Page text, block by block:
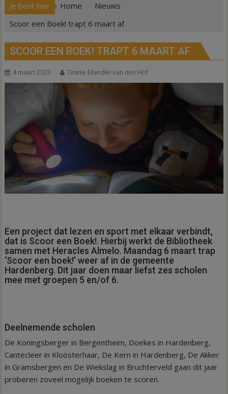
Je bent hier Home
Nieuws
Scoor een Boek! trapt 6 maart af
SCOOR EEN BOEK! TRAPT 6 MAART AF
4 maart 2023 Tineke Eilander-van den Hof
Een project dat lezen en sport met elkaar verbindt,
dat is Scoor een Boek!. Hierbij werkt de Bibliotheek
samen met Heracles Almelo. Maandag 6 maart trap
‘Scoor een boek!’ weer af in de gemeente
Hardenberg. Dit jaar doen maar liefst zes scholen
mee met groepen 5 en/of 6.
Deelnemende scholen
De Koningsberger in Bergentheim, Doekes in Hardenberg,
Cantecleer in Kloosterhaar, De Kern in Hardenberg, De Akker
in Gramsbergen en De Wiekslag in Bruchterveld gaan dit jaar
proberen zoveel mogelijk boeken te scoren.